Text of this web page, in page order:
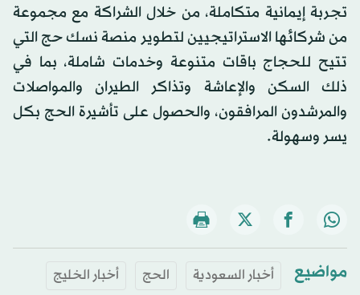
تجربة إيمانية متكاملة، من خلال الشراكة مع مجموعة
من شركائها الاستراتيجيين لتطوير منصة نسك حج التي
تتيح للحجاج باقات متنوعة وخدمات شاملة، بما في
ذلك السكن والإعاشة وتذاكر الطيران والمواصلات
والمرشدون المرافقون، والحصول على تأشيرة الحج بكل
يسر وسهولة.
مواضيع أخبار السعودية الحج
أخبار الخليج